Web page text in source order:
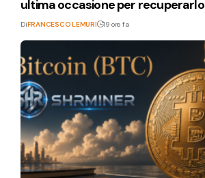
ultima occasione per recuperarlo
DiFRANCESCO LEMURI 19 ore fa